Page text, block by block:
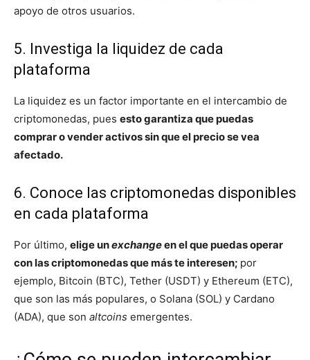
apoyo de otros usuarios.
5. Investiga la liquidez de cada
plataforma
La liquidez es un factor importante en el intercambio de
criptomonedas, pues estogarantiza que puedas
comprar o vender activos sin que el precio se vea
afectado.
6. Conoce las criptomonedas disponibles
en cada plataforma
Por último, elige unexchangeen el que puedas operar
con las criptomonedas que más te interesen; por
ejemplo, Bitcoin (BTC), Tether (USDT) y Ethereum (ETC),
que son las más populares, o Solana (SOL) y Cardano
(ADA), que son altcoins emergentes.